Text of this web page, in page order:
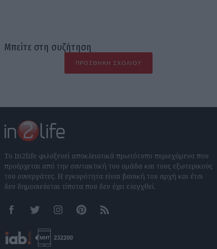
Μπείτε στη συζήτηση
ΠΡΟΣΘΉΚΗ ΣΧΟΛΊΟΥ
Το In2life φιλοξενεί αποκλειστικά πρωτότυπο περιεχόμενο που
προέρχεται από την συντακτική του ομάδα και τους εξωτερικούς
του συνεργάτες. Η εγκυρότητα είναι βασική του αρχή και έτσι
δεν δημοσιεύεται τίποτα που δεν έχει ελεγχθεί.
FacebookTwitter InstagramPinterestRSS feeds